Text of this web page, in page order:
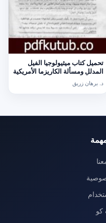
تحميل كتاب ميثيولوجيا الفيل
المدلل ومسألة الكاريزما الأمريكية
PDF تأليف د. برهان زريق مجانا
[كامل]
د. برهان زريق